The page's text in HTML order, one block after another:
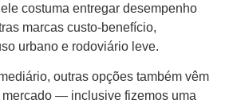
costuma entregar desempenho
marcas custo-benefício,
urbano e rodoviário leve.
outras opções também vêm
— inclusive fizemos uma